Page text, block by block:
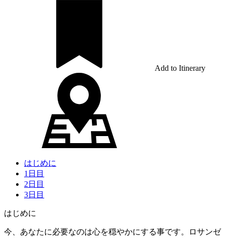
Add to Itinerary
はじめに
1日目
2日目
3日目
はじめに
今、あなたに必要なのは心を穏やかにする事です。ロサンゼ